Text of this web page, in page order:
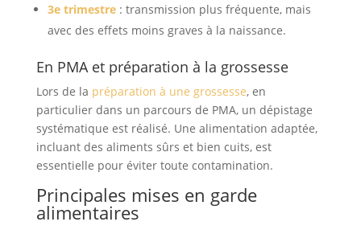
3e trimestre: transmission plus fréquente, mais
avec des effets moins graves à la naissance.
En PMAet préparation à la grossesse
Lors de la préparation à une grossesse, en
particulier dans un parcours de PMA, un dépistage
systématique est réalisé. Une alimentation adaptée,
incluant des aliments sûrs et bien cuits, est
essentielle pour éviter toute contamination.
Principales mises en garde
alimentaires